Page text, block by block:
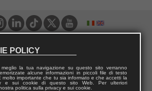
POLICY
la tua navigazione su questo sito verranno
alcune informazioni in piccoli file di testo
molto importante che tu sia informato e che accetti la
e sui cookie di questo sito Web. Per ulteriori
politica sulla privacy e sui cookie.